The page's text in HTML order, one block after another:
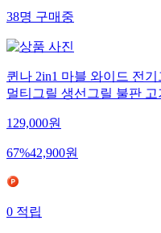
38명구매중
퀸나 2in1 마블 와이드 전
멀티그릴 생선그릴 불판
129,000원
67%42,900원
0적립